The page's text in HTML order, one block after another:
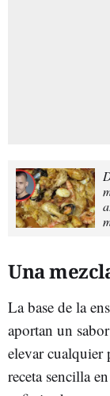
Una
La base de la
aportan un
elevar cualquier
receta sencilla